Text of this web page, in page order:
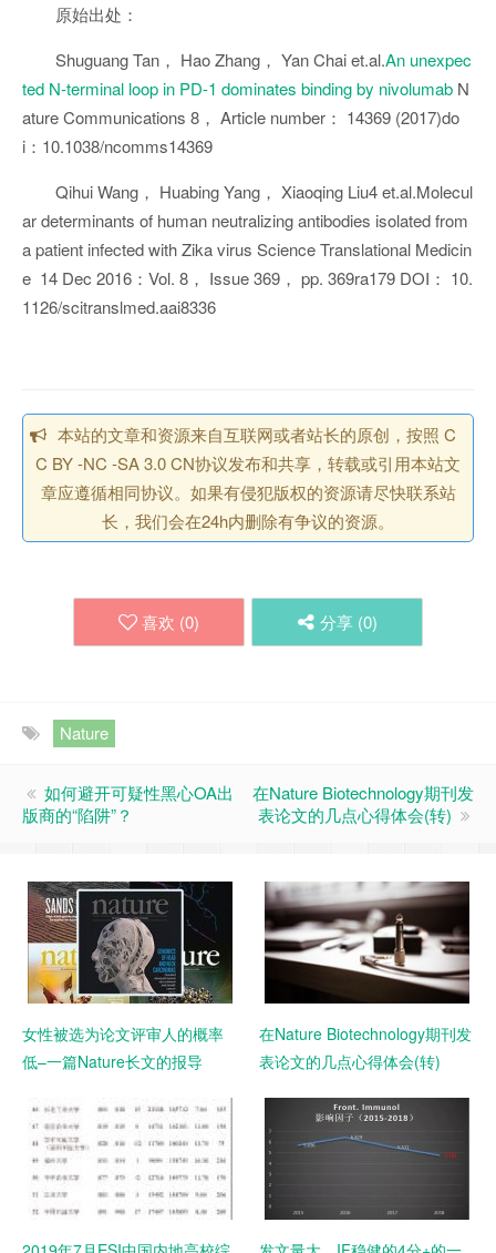
原始出处：
Shuguang Tan， Hao Zhang， Yan Chai et.al.An unexpec
ted N-terminal loop in PD-1 dominates binding by nivolumab N
ature Communications 8， Article number： 14369 (2017)do
i：10.1038/ncomms14369
Qihui Wang， Huabing Yang， Xiaoqing Liu4 et.al.Molecul
ar determinants of human neutralizing antibodies isolated from
a patient infected with Zika virus Science Translational Medicin
e 14 Dec 2016：Vol. 8， Issue 369， pp. 369ra179 DOI： 10.
1126/scitranslmed.aai8336
本站的文章和资源来自互联网或者站长的原创，按照 C
C BY -NC -SA 3.0 CN协议发布和共享，转载或引用本站文
章应遵循相同协议。如果有侵犯版权的资源请尽快联系站
长，我们会在24h内删除有争议的资源。
喜欢 (0) 分享 (0)
Nature
如何避开可疑性黑心OA出
版商的“陷阱”？
在Nature Biotechnology期刊发
表论文的几点心得体会(转)
女性被选为论文评审人的概率
低–一篇Nature长文的报导
在Nature Biotechnology期刊发
表论文的几点心得体会(转)